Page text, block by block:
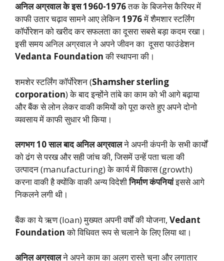
अनिल अग्रवाल के इस 1960-1976तक के बिजनेस कैरियर में
काफी उतार चढ़ाव सामने आए लेकिन1976में शैमशार स्टर्लिंग
कॉर्पोरेशन को खरीद कर सफलता का दूसरा सबसे बड़ा कदम रखा।
इसी समय अनिल अग्रवाल ने अपने जीवन का दूसरा फाउंडेशन
Vedanta Foundationकी स्थापना की।
शमशेर स्टर्लिंग कॉर्पोरेशन (Shamsher sterling
corporation) के बाद इन्होंने तांबे का काम को भी आगे बढ़ाया
और बैंक से लोन लेकर वाकी कमियों को पूरा करते हुए अपने दोनो
व्यवसाय में काफी सुधार भी किया।
लगभग 10 साल बाद अनिल अग्रवालने अपनी कंपनी के सभी कार्यों
को ढंग से परख और सही जांच की, जिसमें उन्हें पता चला की
उत्पादन (manufacturing) के कार्य में विकास (growth)
करना वाकी है क्योंकि वाकी अन्य विदेशीनिर्माण कंपनियांइससे आगे
निकलने लगी थी।
बैंक का ये ऋण (loan) मुख्यत अपनी वर्षों की योजना, Vedant
Foundationको विधिवत रूप से चलाने के लिए लिया था।
अनिल अग्रवालने अपने काम का अलग रास्ते चुना और लगातार